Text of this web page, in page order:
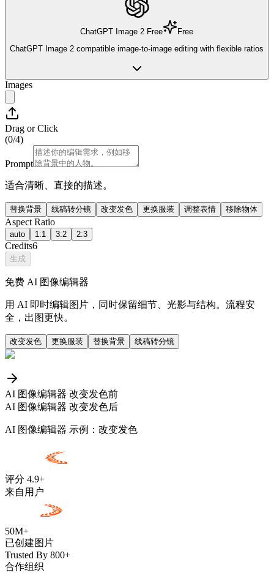
ChatGPT Image 2 Free
Free
ChatGPT Image 2 compatible image-to-image editing with flexible ratios
Images
Drag or Click
(0/4)
Prompt
适合清晰、直接的描述。
替换背景 线稿转分镜 改变发色 更换服装 调整表情 移除物体
Aspect Ratio
auto 1:1 3:2 2:3
Credits6
生成
免费 AI 图像编辑器
用 AI 即时编辑图片，同时保留细节、光影与结构。流程安
全，出图更快。
改变发色 更换服装 替换背景 线稿转分镜
AI 图像编辑器 改变发色前
AI 图像编辑器 改变发色后
AI 图像编辑器 示例：改变发色
评分 4.9+
来自用户
50M+
已创建图片
Trusted By 800+
合作组织